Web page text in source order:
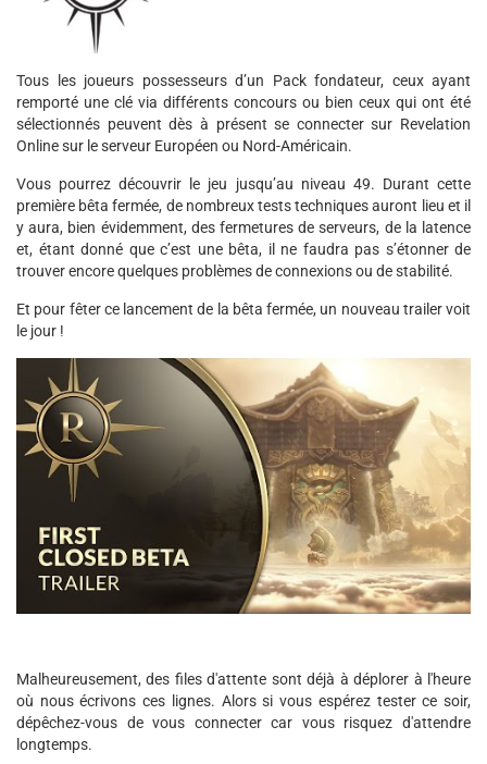
Tous les joueurs possesseurs d’un Pack fondateur, ceux ayant
remporté une clé via différents concours ou bien ceux qui ont été
sélectionnés peuvent dès à présent se connecter sur Revelation
Online sur le serveur Européen ou Nord-Américain.
Vous pourrez découvrir le jeu jusqu’au niveau 49. Durant cette
première bêta fermée, de nombreux tests techniques auront lieu et il
y aura, bien évidemment, des fermetures de serveurs, de la latence
et, étant donné que c’est une bêta, il ne faudra pas s’étonner de
trouver encore quelques problèmes de connexions ou de stabilité.
Et pour fêter ce lancement de la bêta fermée, un nouveau trailer voit
le jour !
Malheureusement, des files d'attente sont déjà à déplorer à l'heure
où nous écrivons ces lignes. Alors si vous espérez tester ce soir,
dépêchez-vous de vous connecter car vous risquez d'attendre
longtemps.